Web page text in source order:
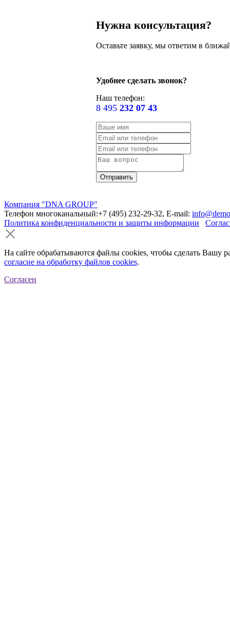
Нужна консультация?
Оставьте заявку, мы ответим в
Удобнее сделать звонок?
Наш телефон:
8 495 232 07 43
Компания "DNA GROUP"
Телефон многоканальный:+7 (495) 232-29-32, E-mail:
Политика конфиденциальности и защиты информации
На сайте обрабатываются файлы cookies, чтобы сделать Вашу
согласие на обработку файлов cookies.
Согласен